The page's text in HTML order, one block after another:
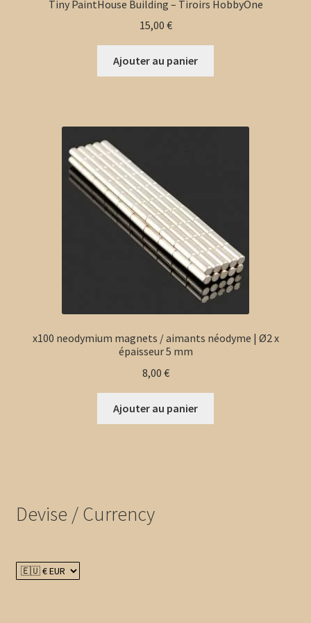
Tiny PaintHouse Building – Tiroirs HobbyOne
15,00 €
Ajouter au panier
x100 neodymium magnets / aimants néodyme | Ø2 x
épaisseur 5 mm
8,00 €
Ajouter au panier
Devise / Currency